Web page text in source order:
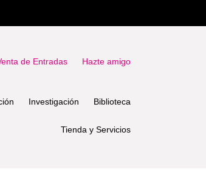
de Entradas Hazte amigo
Investigación Biblioteca
Tienda y Servicios